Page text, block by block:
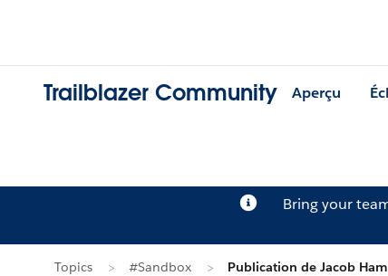
Trailblazer Community Aperçu
Bring your
Topics #Sandbox Publication de Jacob